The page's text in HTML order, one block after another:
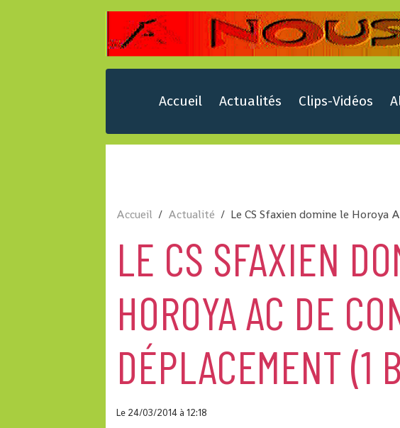
Accueil Actualités Clips-Vidéos
Accueil Actualité Le CS Sfaxien domine le Horoya
LE CS SFAXIEN
HOROYA AC DE
DÉPLACEMENT (1
Le 24/03/2014à 12:18